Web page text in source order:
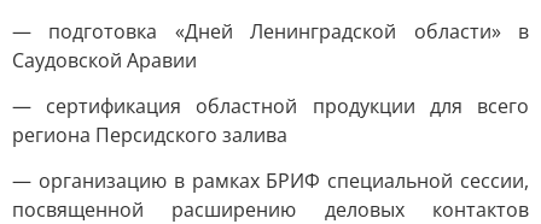
— подготовка «Дней Ленинградской области» в
Саудовской Аравии
— сертификация областной продукции для всего
региона Персидского залива
— организацию в рамках БРИФ специальной сессии,
посвященной расширению деловых контактов